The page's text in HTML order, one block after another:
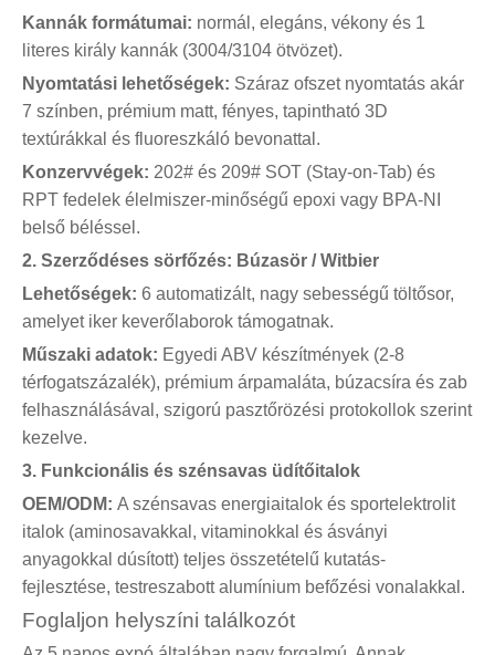
Kannák formátumai: normál, elegáns, vékony és 1
literes király kannák (3004/3104 ötvözet).
Nyomtatási lehetőségek: Száraz ofszet nyomtatás akár
7 színben, prémium matt, fényes, tapintható 3D
textúrákkal és fluoreszkáló bevonattal.
Konzervvégek: 202# és 209# SOT (Stay-on-Tab) és
RPT fedelek élelmiszer-minőségű epoxi vagy BPA-NI
belső béléssel.
2. Szerződéses sörfőzés: Búzasör / Witbier
Lehetőségek: 6 automatizált, nagy sebességű töltősor,
amelyet iker keverőlaborok támogatnak.
Műszaki adatok: Egyedi ABV készítmények (2-8
térfogatszázalék), prémium árpamaláta, búzacsíra és zab
felhasználásával, szigorú pasztőrözési protokollok szerint
kezelve.
3. Funkcionális és szénsavas üdítőitalok
OEM/ODM: A szénsavas energiaitalok és sportelektrolit
italok (aminosavakkal, vitaminokkal és ásványi
anyagokkal dúsított) teljes összetételű kutatás-
fejlesztése, testreszabott alumínium befőzési vonalakkal.
Foglaljon helyszíni találkozót